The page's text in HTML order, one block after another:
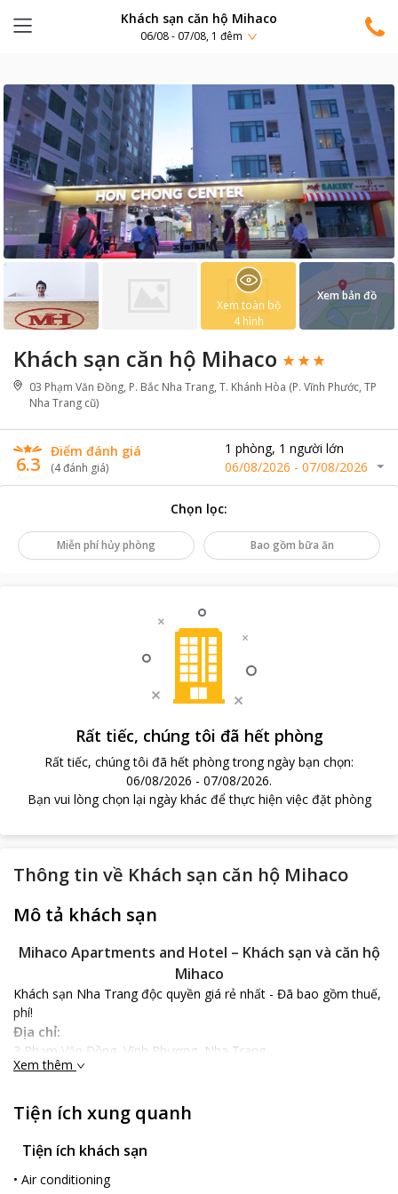
Khách sạn căn hộ Mihaco
06/08 - 07/08, 1 đêm
Khách sạn căn hộ Mihaco
03 Phạm Văn Đồng, P. Bắc Nha Trang, T. Khánh Hòa (P. Vĩnh Phước, TP
Nha Trang cũ)
6.3
Điểm đánh giá
(4đánh giá)
1 phòng, 1 người lớn
06/08/2026 - 07/08/2026
Xem toàn bộ
4 hình
Xem bản đồ
Chọn lọc:
Miễn phí hủy phòng Bao gồm bữa ăn
Rất tiếc, chúng tôi đã hết phòng
Rất tiếc, chúng tôi đã hết phòng trong ngày bạn chọn:
06/08/2026 - 07/08/2026.
Bạn vui lòng chọn lại ngày khác để thực hiện việc đặt phòng
Thông tin về Khách sạn căn hộ Mihaco
Mô tả khách sạn
Mihaco Apartments and Hotel – Khách sạn và căn hộ
Mihaco
Khách sạn Nha Trang độc quyền giá rẻ nhất - Đã bao gồm thuế,
phí!
Địa chỉ:
3 Phạm Văn Đồng, Vĩnh Phương, Nha Trang
Vị trí địa lý
biển 500 m với 5 phút đi bộ, là địa điểm lý tưởng dễ dàng giúp
du khách tham quan các địa điểm nổi tiếng tại Nha Trang như
cách núi hòn Chồng chỉ 200 m, cách chùa Hòn Đỏ cổ kính 1.1km,
đến thăm công trình kiến trúc của người Chăm tại tháp bà
Ponagar cách 1.3 km hay mua sắm đặc sản tại chợ Đầm 2.4 km
Xem thêm
Tiện ích xung quanh
Tiện ích khách sạn
• Air conditioning